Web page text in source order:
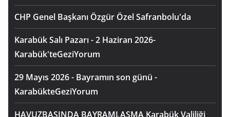
CHP Genel Başkanı Özgür Özel Safranbolu'da
Karabük Salı Pazarı - 2 Haziran 2026-
Karabük'teGeziYorum
29 Mayıs 2026 - Bayramın son günü -
KarabükteGeziYorum
HAVUZBAŞINDA BAYRAMLAŞMA Karabük Valiliği